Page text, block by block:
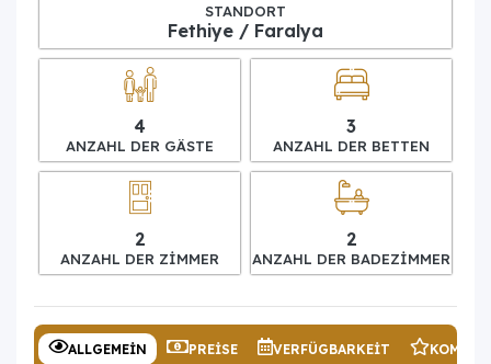
STANDORT
Fethiye / Faralya
4
ANZAHL DER GÄSTE
3
ANZAHL DER BETTEN
2
ANZAHL DER ZIMMER
2
ANZAHL DER BADEZIMMER
ALLGEMEIN PREISE VERFÜGBARKEIT